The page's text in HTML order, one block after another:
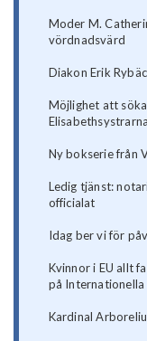
Moder M.
vördnadsvärd
Diakon Erik
Möjlighet att
Ny bokserie från
Ledig tjänst:
officialat
Idag ber vi för
Kvinnor i EU allt
på Internationella
Kardinal